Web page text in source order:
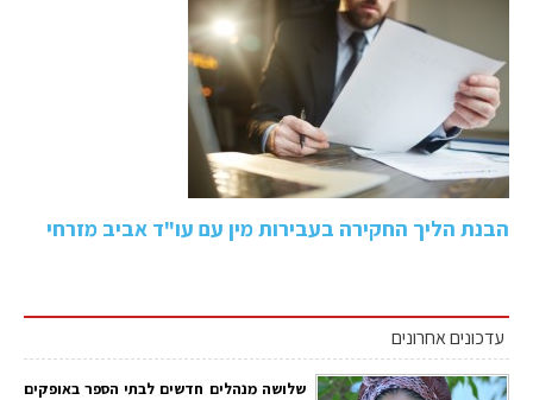
הבנת הליך החקירה בעבירות מין עם עו"ד אביב מזרחי
עדכונים אחרונים
שלושה מנהלים חדשים לבתי הספר באופקים